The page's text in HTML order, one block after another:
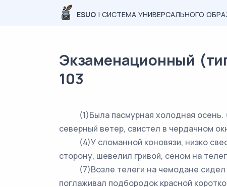
ESUO | СИСТЕМА УНИВЕРСАЛЬНОГО
Экзаменационный
103
(1)Была пасмурная холодная осень.
северный ветер, свистел в чердачном
(4)У сломанной коновязи, низко
сторону, шевелил гривой, сеном на
(7)Возле телеги на чемодане сидел
поглаживал подбородок красной